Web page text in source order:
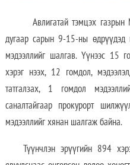
Авлигатай тэмцэх газрын
дугаар сарын 9-15-ны
мэдээллийг шалгав. Үүнээс 15
хэрэг нээх, 12 гомдол,
татгалзах, 1 гомдол
саналтайгаар прокурорт
мэдээллийг хянан шалгаж байна.
Түүнчлэн эрүүгийн 894